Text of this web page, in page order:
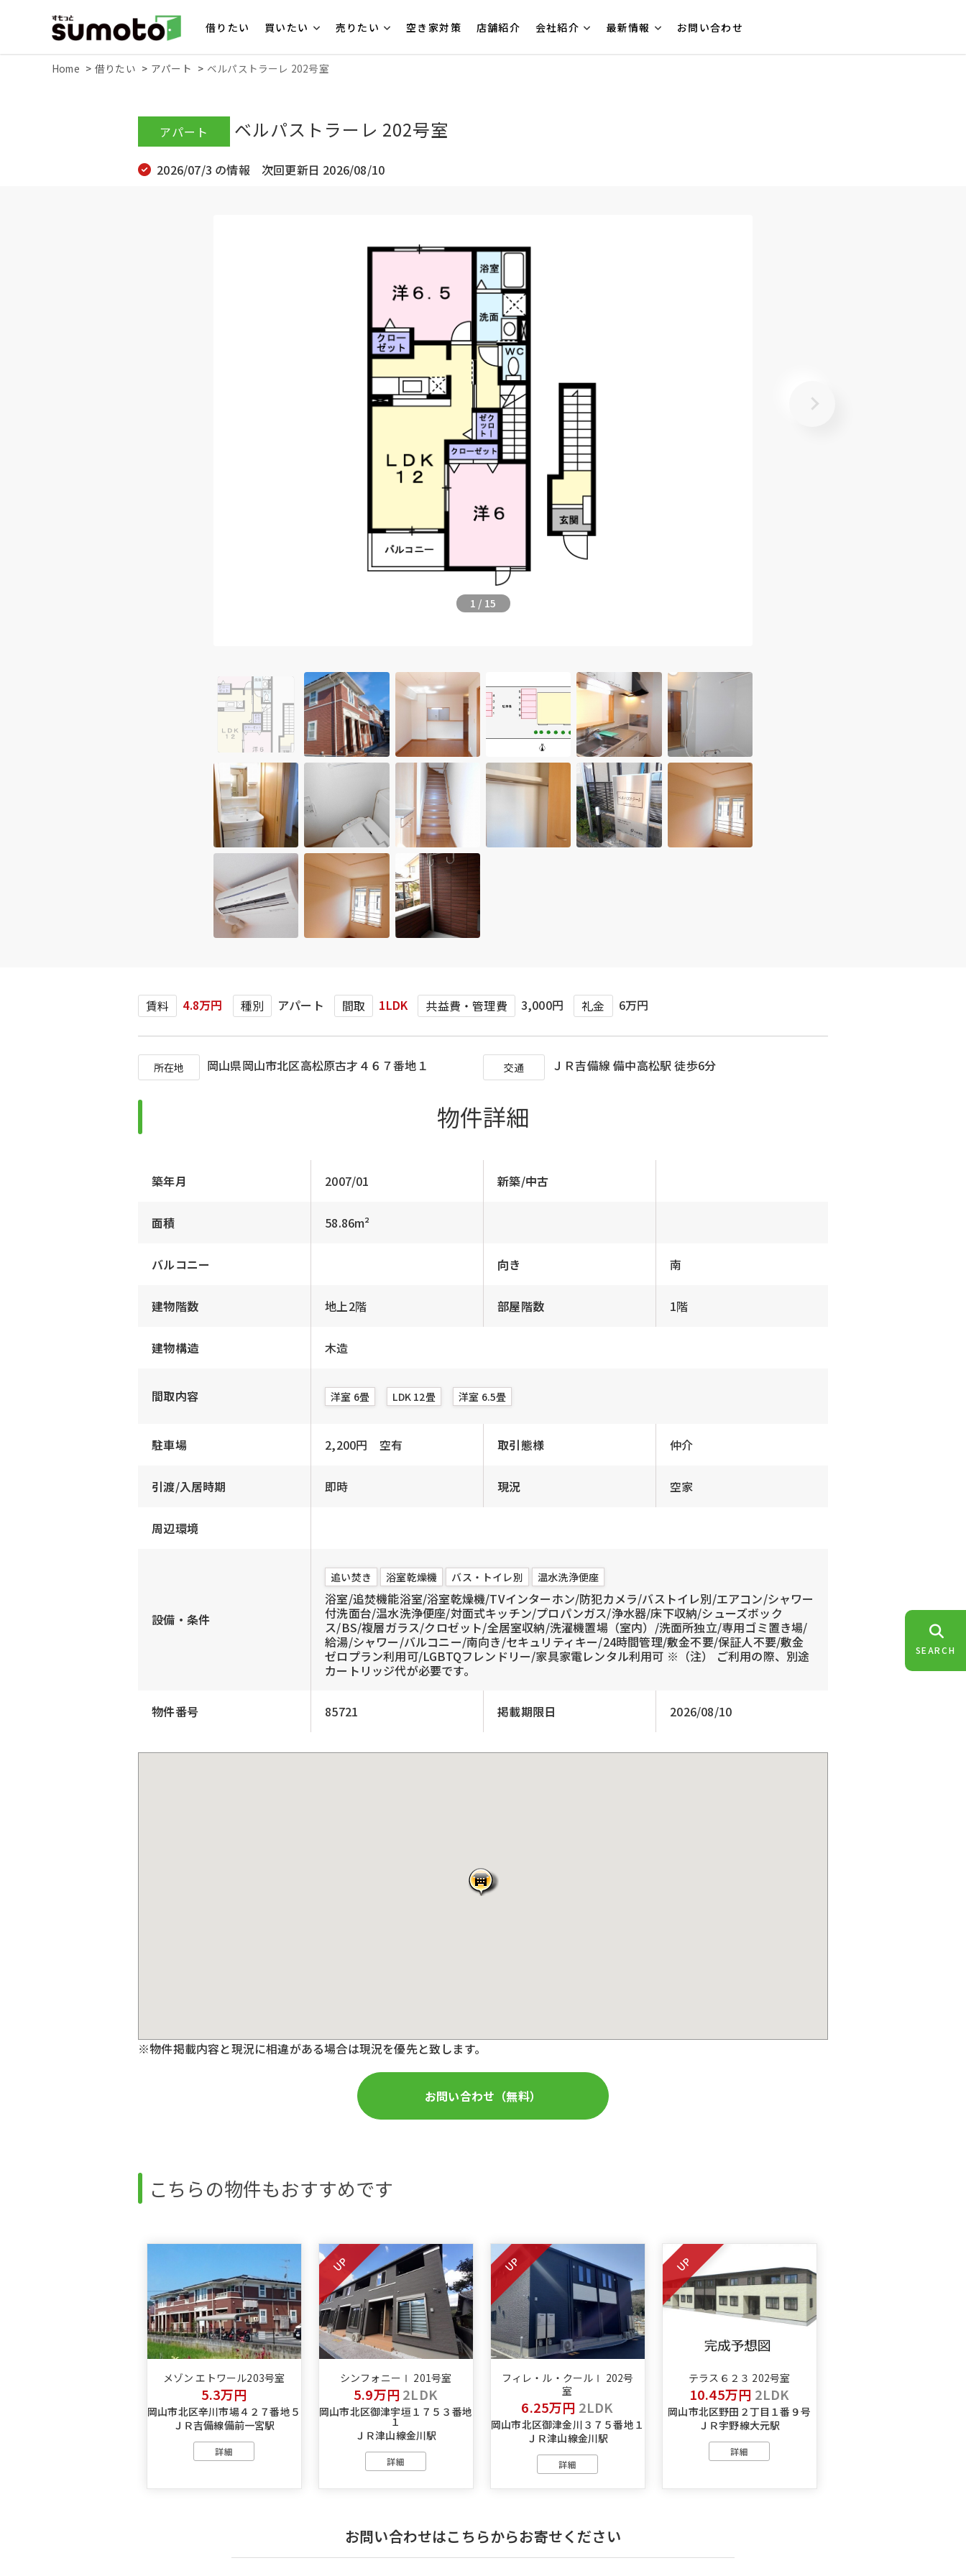
借りたい 買いたい 売りたい 空き家対策 店舗紹介 会社紹介 最新情報 お問い合わせ
Home 借りたい アパート ベルパストラーレ 202号室
アパート ベルパストラーレ 202号室
2026/07/3 の情報 次回更新日 2026/08/10
1 / 15
賃料 4.8万円 種別 アパート 間取 1LDK 共益費・管理費 3,000円 礼金 6万円
所在地 岡山県岡山市北区高松原古才４６７番地１ 交通 ＪＲ吉備線 備中高松駅 徒歩6分
物件詳細
築年月 2007/01 新築/中古
面積 58.86m²
バルコニー 向き 南
建物階数 地上2階 部屋階数 1階
建物構造 木造
間取内容 洋室 6畳 LDK 12畳 洋室 6.5畳
駐車場 2,200円 空有 取引態様 仲介
引渡/入居時期 即時 現況 空家
周辺環境
設備・条件
追い焚き 浴室乾燥機 バス・トイレ別 温水洗浄便座
浴室/追焚機能浴室/浴室乾燥機/TVインターホン/防犯カメラ/バストイレ別/エアコン/シャワー
付洗面台/温水洗浄便座/対面式キッチン/プロパンガス/浄水器/床下収納/シューズボック
ス/BS/複層ガラス/クロゼット/全居室収納/洗濯機置場（室内）/洗面所独立/専用ゴミ置き場/
給湯/シャワー/バルコニー/南向き/セキュリティキー/24時間管理/敷金不要/保証人不要/敷金
ゼロプラン利用可/LGBTQフレンドリー/家具家電レンタル利用可 ※（注） ご利用の際、別途
カートリッジ代が必要です。
物件番号 85721 掲載期限日 2026/08/10
※物件掲載内容と現況に相違がある場合は現況を優先と致します。
お問い合わせ（無料）
こちらの物件もおすすめです
メゾン エトワール203号室
5.3万円
岡山市北区辛川市場４２７番地５
ＪＲ吉備線備前一宮駅
詳細
UP
シンフォニーⅠ 201号室
5.9万円 2LDK
岡山市北区御津宇垣１７５３番地
１
ＪＲ津山線金川駅
詳細
UP
フィレ・ル・クールⅠ 202号
室
6.25万円 2LDK
岡山市北区御津金川３７５番地１
ＪＲ津山線金川駅
詳細
UP
テラス６２３ 202号室
10.45万円 2LDK
岡山市北区野田２丁目１番９号
ＪＲ宇野線大元駅
詳細
お問い合わせはこちらからお寄せください
SEARCH